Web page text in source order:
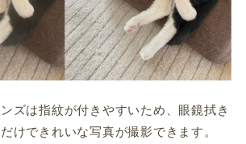
ズは指紋が付きやすいため、眼鏡拭き
けできれいな写真が撮影できます。